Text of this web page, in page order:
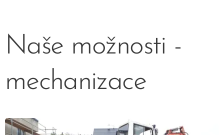
Naše možnosti -
mechanizace